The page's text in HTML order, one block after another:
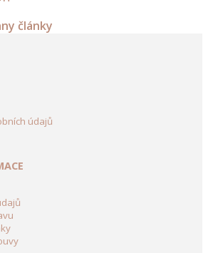
články
údajů